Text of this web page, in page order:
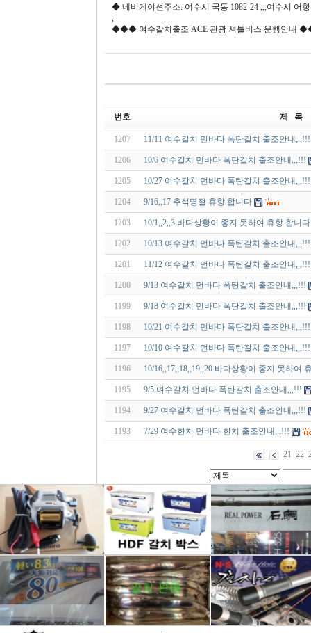
◆ 네비게이션주소: 여수시 국동 1082-24 ,,,여수시 어
,
◆◆◆ 여수갈치출조 ACE 관광 셔틀버스 운행안내
번호 제 목
1207 11/11 여수갈치 먼바다 폭탄갈치 출조안내,,,!!!
1206 10/6 여수갈치 먼바다 폭탄갈치 출조안내,,,!!!
1205 10/27 여수갈치 먼바다 폭탄갈치 출조안내,,,!!!
1204 9/16,,17 추석명절 휴항 합니다
1203 10/1,,2,,3 바다상황이 좋지 못하여 휴항 합니다
1202 10/13 여수갈치 먼바다 폭탄갈치 출조안내,,,!!!
1201 11/12 여수갈치 먼바다 폭탄갈치 출조안내,,,!!!
1200 9/13 여수갈치 먼바다 폭탄갈치 출조안내,,,!!!
1199 9/18 여수갈치 먼바다 폭탄갈치 출조안내,,,!!!
1198 10/21 여수갈치 먼바다 폭탄갈치 출조안내,,,!!!
1197 10/10 여수갈치 먼바다 폭탄갈치 출조안내,,,!!!
1196 10/16,,17,,18,,19,,20 바다상황이 좋지 못하여
1195 9/5 여수갈치 먼바다 폭탄갈치 출조안내,,,!!!
1194 9/27 여수갈치 먼바다 폭탄갈치 출조안내,,,!!!
1193 7/29 여수한치 먼바다 한치 출조안내,,,!!!
21 22